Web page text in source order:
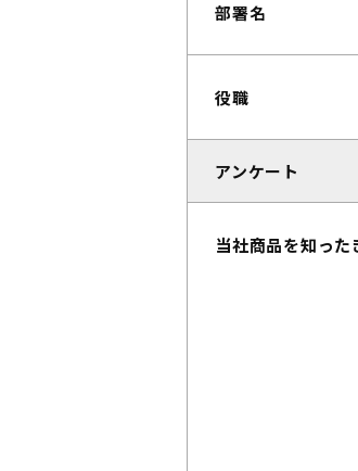
部署名
役職
アンケート
当社商品を知った